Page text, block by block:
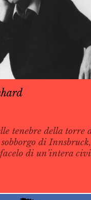
tenebre della torre
di
di un’intera